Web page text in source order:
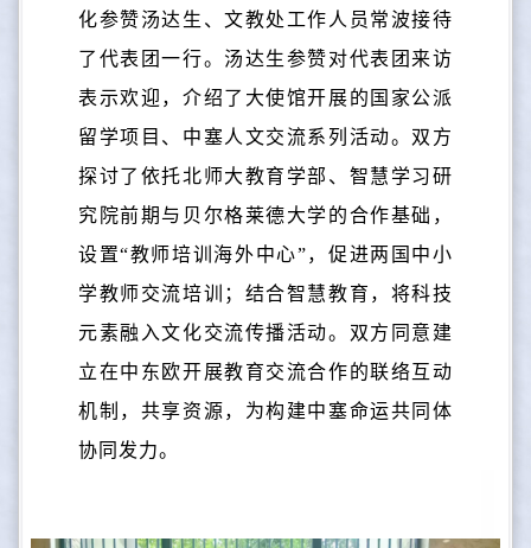
化参赞汤达生、文教处工作人员常波接待
了代表团一行。汤达生参赞对代表团来访
表示欢迎，介绍了大使馆开展的国家公派
留学项目、中塞人文交流系列活动。双方
探讨了依托北师大教育学部、智慧学习研
究院前期与贝尔格莱德大学的合作基础，
设置“教师培训海外中心”，促进两国中小
学教师交流培训；结合智慧教育，将科技
元素融入文化交流传播活动。双方同意建
立在中东欧开展教育交流合作的联络互动
机制，共享资源，为构建中塞命运共同体
协同发力。